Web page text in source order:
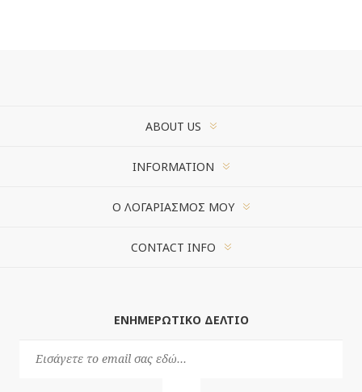
ABOUT US
INFORMATION
Ο ΛΟΓΑΡΙΑΣΜΌΣ ΜΟΥ
CONTACT INFO
ΕΝΗΜΕΡΩΤΙΚΌ ΔΕΛΤΊΟ